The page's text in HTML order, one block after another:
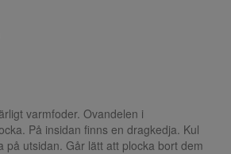
varmfoder. Ovandelen i
På insidan finns en dragkedja. Kul
på utsidan. Går lätt att plocka bort dem